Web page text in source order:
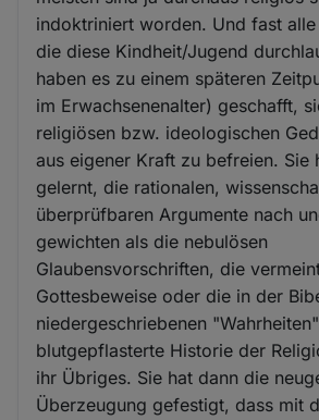
indoktriniert worden. Und fast alle
die diese Kindheit/Jugend
haben es zu einem späteren
im Erwachsenenalter) geschafft,
religiösen bzw. ideologischen
aus eigener Kraft zu befreien. Sie
gelernt, die rationalen,
überprüfbaren Argumente nach
gewichten als die nebulösen
Glaubensvorschriften, die
Gottesbeweise oder die in der
niedergeschriebenen
blutgepflasterte Historie der
ihr Übriges. Sie hat dann die
Überzeugung gefestigt, dass mit